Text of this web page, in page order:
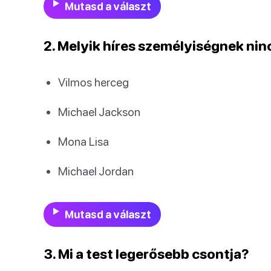
Mutasd a választ
2. Melyik híres személyiségnek
Vilmos herceg
Michael Jackson
Mona Lisa
Michael Jordan
Mutasd a választ
3. Mi a test legerősebb csontja?